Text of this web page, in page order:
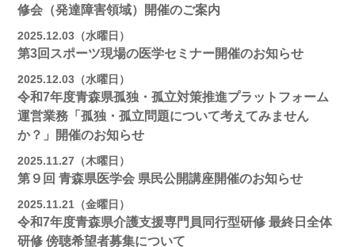
修会（発達障害領域）開催のご案内
2025.12.03（水曜日）
第3回スポーツ現場の医学セミナー開催のお知らせ
2025.12.03（水曜日）
令和7年度青森県孤独・孤立対策推進プラットフォーム
運営業務「孤独・孤立問題について考えてみません
か？」開催のお知らせ
2025.11.27（木曜日）
第９回 青森県医学会 県民公開講座開催のお知らせ
2025.11.21（金曜日）
令和7年度青森県介護支援専門員同行型研修 最終日全体
研修 傍聴希望者募集について